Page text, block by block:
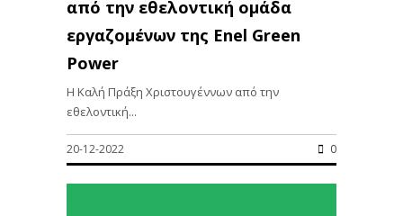
από την εθελοντική ομάδα
εργαζομένων της Enel Green
Power
Η Καλή Πράξη Χριστουγέννων από την
εθελοντική...
20-12-2022 0